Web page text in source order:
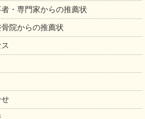
・専門家からの推薦状
院からの推薦状
せ